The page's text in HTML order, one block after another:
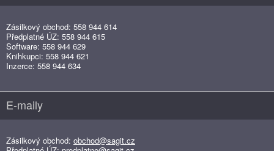
Zásilkový obchod: 558 944 614
Předplatné ÚZ: 558 944 615
Software: 558 944 629
Knihkupci: 558 944 621
Inzerce: 558 944 634
E-maily
Zásilkový obchod: obchod@sagit.cz